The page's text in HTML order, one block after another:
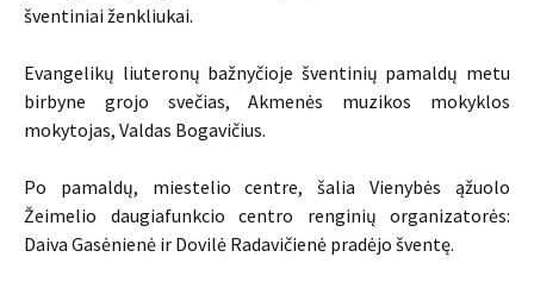
šventiniai ženkliukai.
Evangelikų liuteronų bažnyčioje šventinių pamaldų metu
birbyne grojo svečias, Akmenės muzikos mokyklos
mokytojas, Valdas Bogavičius.
Po pamaldų, miestelio centre, šalia Vienybės ąžuolo
Žeimelio daugiafunkcio centro renginių organizatorės:
Daiva Gasėnienė ir Dovilė Radavičienė pradėjo šventę.